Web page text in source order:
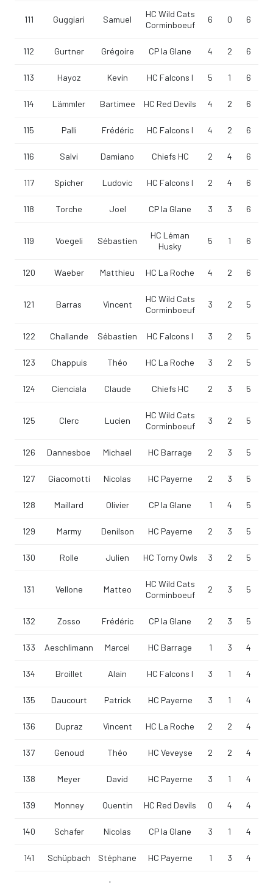
111 Guggiari Samuel
HC Wild Cats
Corminboeuf
6 0 6
112 Gurtner Grégoire CP la Glane 4 2 6
113 Hayoz Kevin HC Falcons I 5 1 6
114 Lämmler Bartimee HC Red Devils 4 2 6
115 Palli Frédéric HC Falcons I 4 2 6
116 Salvi Damiano Chiefs HC 2 4 6
117 Spicher Ludovic HC Falcons I 2 4 6
118 Torche Joel CP la Glane 3 3 6
119 Voegeli Sébastien
HC Léman
Husky
5 1 6
120 Waeber Matthieu HC La Roche 4 2 6
121 Barras Vincent
HC Wild Cats
Corminboeuf
3 2 5
122 Challande Sébastien HC Falcons I 3 2 5
123 Chappuis Théo HC La Roche 3 2 5
124 Cienciala Claude Chiefs HC 2 3 5
125 Clerc Lucien
HC Wild Cats
Corminboeuf
3 2 5
126 Dannesboe Michael HC Barrage 2 3 5
127 Giacomotti Nicolas HC Payerne 2 3 5
128 Maillard Olivier CP la Glane 1 4 5
129 Marmy Denilson HC Payerne 2 3 5
130 Rolle Julien HC Torny Owls 3 2 5
131 Vellone Matteo
HC Wild Cats
Corminboeuf
2 3 5
132 Zosso Frédéric CP la Glane 2 3 5
133 Aeschlimann Marcel HC Barrage 1 3 4
134 Broillet Alain HC Falcons I 3 1 4
135 Daucourt Patrick HC Payerne 3 1 4
136 Dupraz Vincent HC La Roche 2 2 4
137 Genoud Théo HC Veveyse 2 2 4
138 Meyer David HC Payerne 3 1 4
139 Monney Quentin HC Red Devils 0 4 4
140 Schafer Nicolas CP la Glane 3 1 4
141 Schüpbach Stéphane HC Payerne 1 3 4